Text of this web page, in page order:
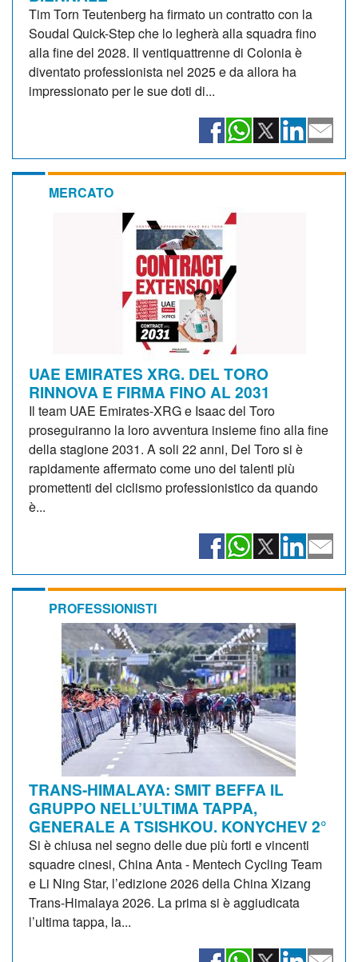
Tim Torn Teutenberg ha firmato un contratto con la
Soudal Quick-Step che lo legherà alla squadra fino
alla fine del 2028. Il ventiquattrenne di Colonia è
diventato professionista nel 2025 e da allora ha
impressionato per le sue doti di...
MERCATO
UAE EMIRATES XRG. DEL TORO
RINNOVA E FIRMA FINO AL 2031
Il team UAE Emirates-XRG e Isaac del Toro
proseguiranno la loro avventura insieme fino alla fine
della stagione 2031. A soli 22 anni, Del Toro si è
rapidamente affermato come uno dei talenti più
promettenti del ciclismo professionistico da quando
è...
PROFESSIONISTI
TRANS-HIMALAYA: SMIT BEFFA IL
GRUPPO NELL’ULTIMA TAPPA,
GENERALE A TSISHKOU. KONYCHEV 2°
Si è chiusa nel segno delle due più forti e vincenti
squadre cinesi, China Anta - Mentech Cycling Team
e Li Ning Star, l’edizione 2026 della China Xizang
Trans-Himalaya 2026. La prima si è aggiudicata
l’ultima tappa, la...